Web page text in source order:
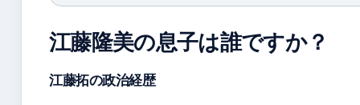
江藤隆美の息子は誰ですか？
江藤拓の政治経歴